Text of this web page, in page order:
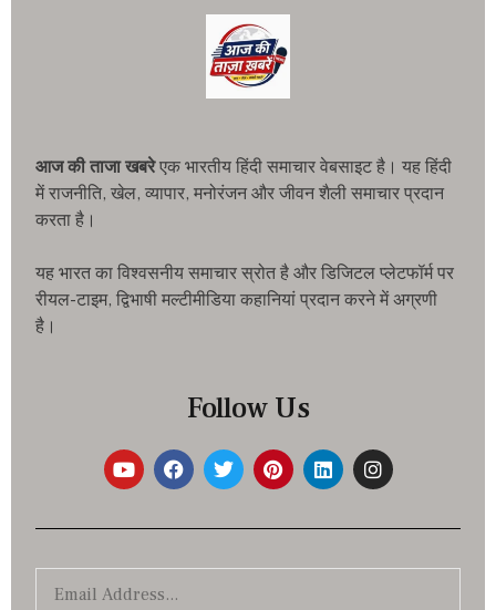
आज की ताजा खबरेएक भारतीय हिंदी समाचार वेबसाइट है। यह हिंदी
में राजनीति, खेल, व्यापार, मनोरंजन और जीवन शैली समाचार प्रदान
करता है।
यह भारत का विश्वसनीय समाचार स्रोत है और डिजिटल प्लेटफॉर्म पर
रीयल-टाइम, द्विभाषी मल्टीमीडिया कहानियां प्रदान करने में अग्रणी
है।
Follow Us